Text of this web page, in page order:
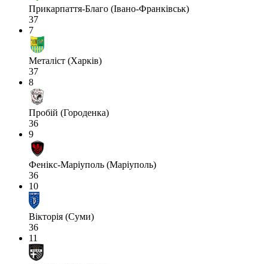
Прикарпаття-Благо (Івано-Франківськ)
37
7
Металіст (Харків)
37
8
Пробій (Городенка)
36
9
Фенікс-Маріуполь (Маріуполь)
36
10
Вікторія (Суми)
36
11